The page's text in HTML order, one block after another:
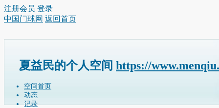
注册会员 登录
中国门球网 返回首页
夏益民的个人空间 https://
空间首页
动态
记录